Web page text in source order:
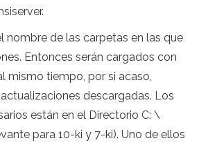
nombre de las carpetas en las que
Entonces serán cargados con
mismo tiempo, por si acaso,
descargadas. Los
están en el Directorio C: \
para 10-ki y 7-ki). Uno de ellos